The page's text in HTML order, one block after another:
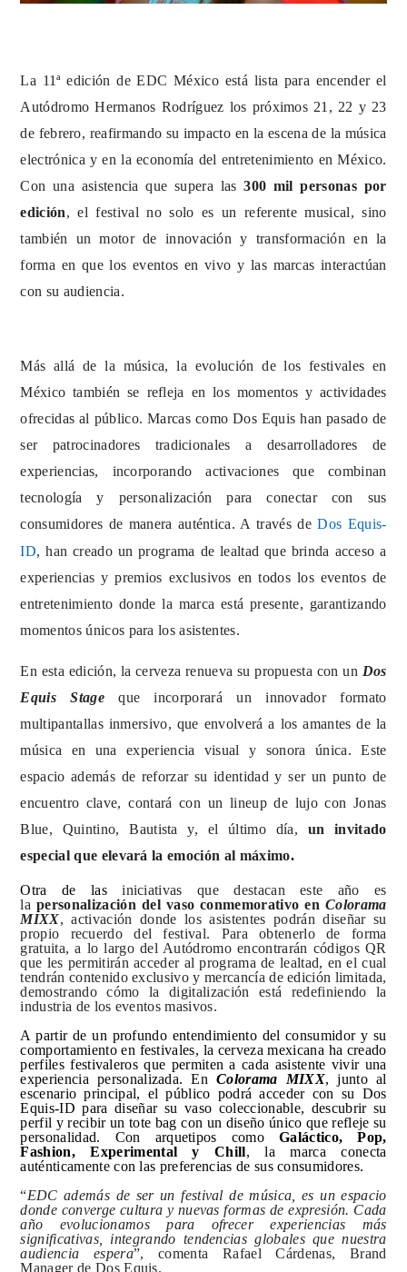
La 11ª edición de EDC México está lista para encender el
Autódromo Hermanos Rodríguez los próximos 21, 22 y 23
de febrero, reafirmando su impacto en la escena de la música
electrónica y en la economía del entretenimiento en México.
Con una asistencia que supera las300 mil personas por
edición, el festival no solo es un referente musical, sino
también un motor de innovación y transformación en la
forma en que los eventos en vivo y las marcas interactúan
con su audiencia.
Más allá de la música, la evolución de los festivales en
México también se refleja en los momentos y actividades
ofrecidas al público. Marcas como Dos Equis han pasado de
ser patrocinadores tradicionales a desarrolladores de
experiencias, incorporando activaciones que combinan
tecnología y personalización para conectar con sus
consumidores de manera auténtica. A través deDos Equis-
ID, han creado un programa de lealtad que brinda acceso a
experiencias y premios exclusivos en todos los eventos de
entretenimiento donde la marca está presente, garantizando
momentos únicos para los asistentes.
En esta edición, la cerveza renueva su propuesta con un Dos
Equis Stageque incorporará un innovador formato
multipantallas inmersivo, que envolverá a los amantes de la
música en una experiencia visual y sonora única. Este
espacio además de reforzar su identidad y ser un punto de
encuentro clave, contará con un lineup de lujo con Jonas
Blue, Quintino, Bautista y, el último día, un invitado
especial que elevará la emoción al máximo.
Otra de lasiniciativas que destacan este año es
lapersonalización del vaso conmemorativo enColorama
MIXX, activación donde los asistentes podrán diseñar su
propio recuerdo del festival. Para obtenerlo de forma
gratuita, a lo largo del Autódromo encontrarán códigos QR
que les permitirán acceder al programa de lealtad, en el cual
tendrán contenido exclusivo y mercancía de edición limitada,
demostrando cómo la digitalización está redefiniendo la
industria de los eventos masivos.
A partir de un profundo entendimiento del consumidor y su
comportamiento en festivales, la cerveza mexicana ha creado
perfiles festivaleros que permiten a cada asistente vivir una
experiencia personalizada. EnColorama MIXX, junto al
escenario principal, el público podrá acceder con su Dos
Equis-ID para diseñar su vaso coleccionable, descubrir su
perfil y recibir un tote bag con un diseño único que refleje su
personalidad. Con arquetipos comoGaláctico, Pop,
Fashion, Experimental y Chill, la marca conecta
auténticamente con las preferencias de sus consumidores.
“EDC además de ser un festival de música, es un espacio
donde converge cultura y nuevas formas de expresión. Cada
año evolucionamos para ofrecer experiencias más
significativas, integrando tendencias globales que nuestra
audiencia espera”, comenta Rafael Cárdenas, Brand
Manager de Dos Equis.